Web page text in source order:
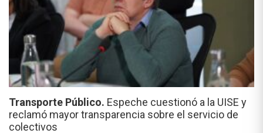
Transporte Público. Espeche cuestionó a la UISE y
reclamó mayor transparencia sobre el servicio de
colectivos